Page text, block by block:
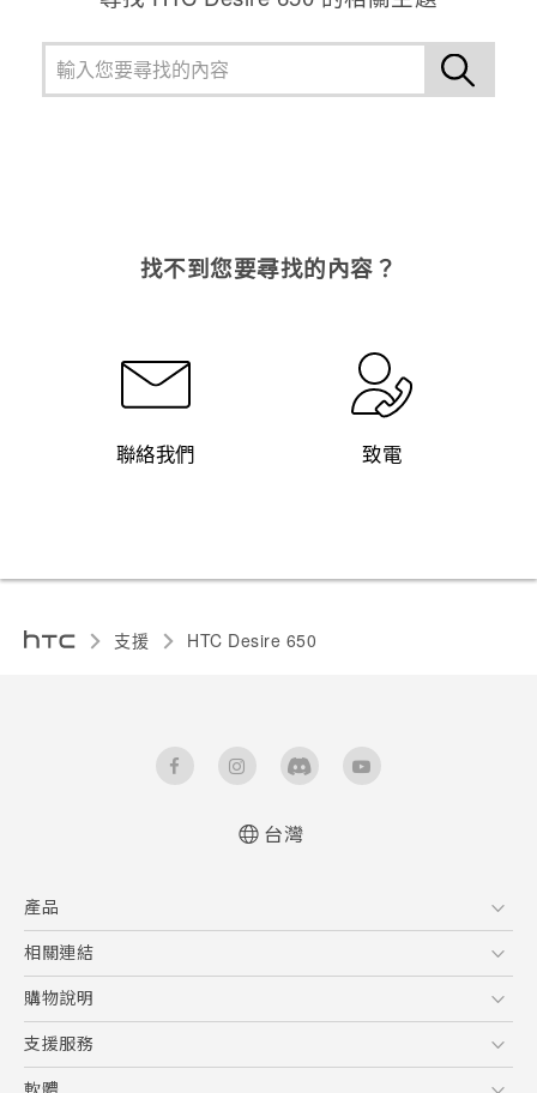
VIVELAND
登入
找不到您要尋找的內容？
聯絡我們 致電
支援 HTC Desire 650‎
台灣
產品
5G
智慧型手機
配件
相關連結
HTC Research
購物說明
購物須知
訂單管理
支援服務
到府收送維修服務